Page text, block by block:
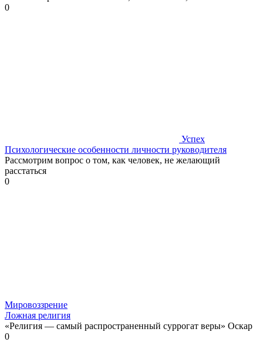
0
Успех
Психологические особенности личности руководителя
Рассмотрим вопрос о том, как человек, не желающий
расстаться
0
Мировоззрение
Ложная религия
«Религия — самый распространенный суррогат веры» Оскар
0